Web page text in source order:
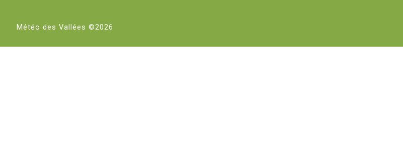
Météo des Vallées ©2026